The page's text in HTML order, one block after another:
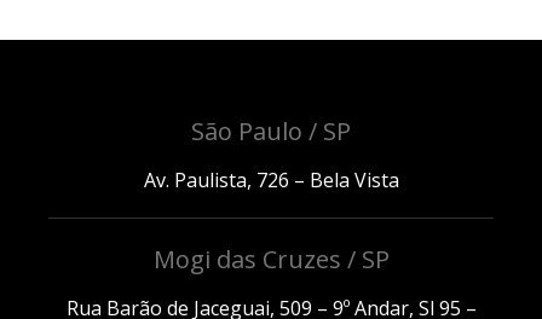
São Paulo / SP
Av. Paulista, 726 – Bela Vista
Mogi das Cruzes / SP
Rua Barão de Jaceguai, 509 – 9º Andar, Sl 95 –